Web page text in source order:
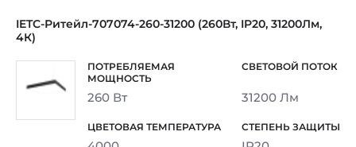
IETC-Ритейл-707074-260-31200 (260Вт, IP20, 31200Лм,
4К)
260 Вт 31200 Лм